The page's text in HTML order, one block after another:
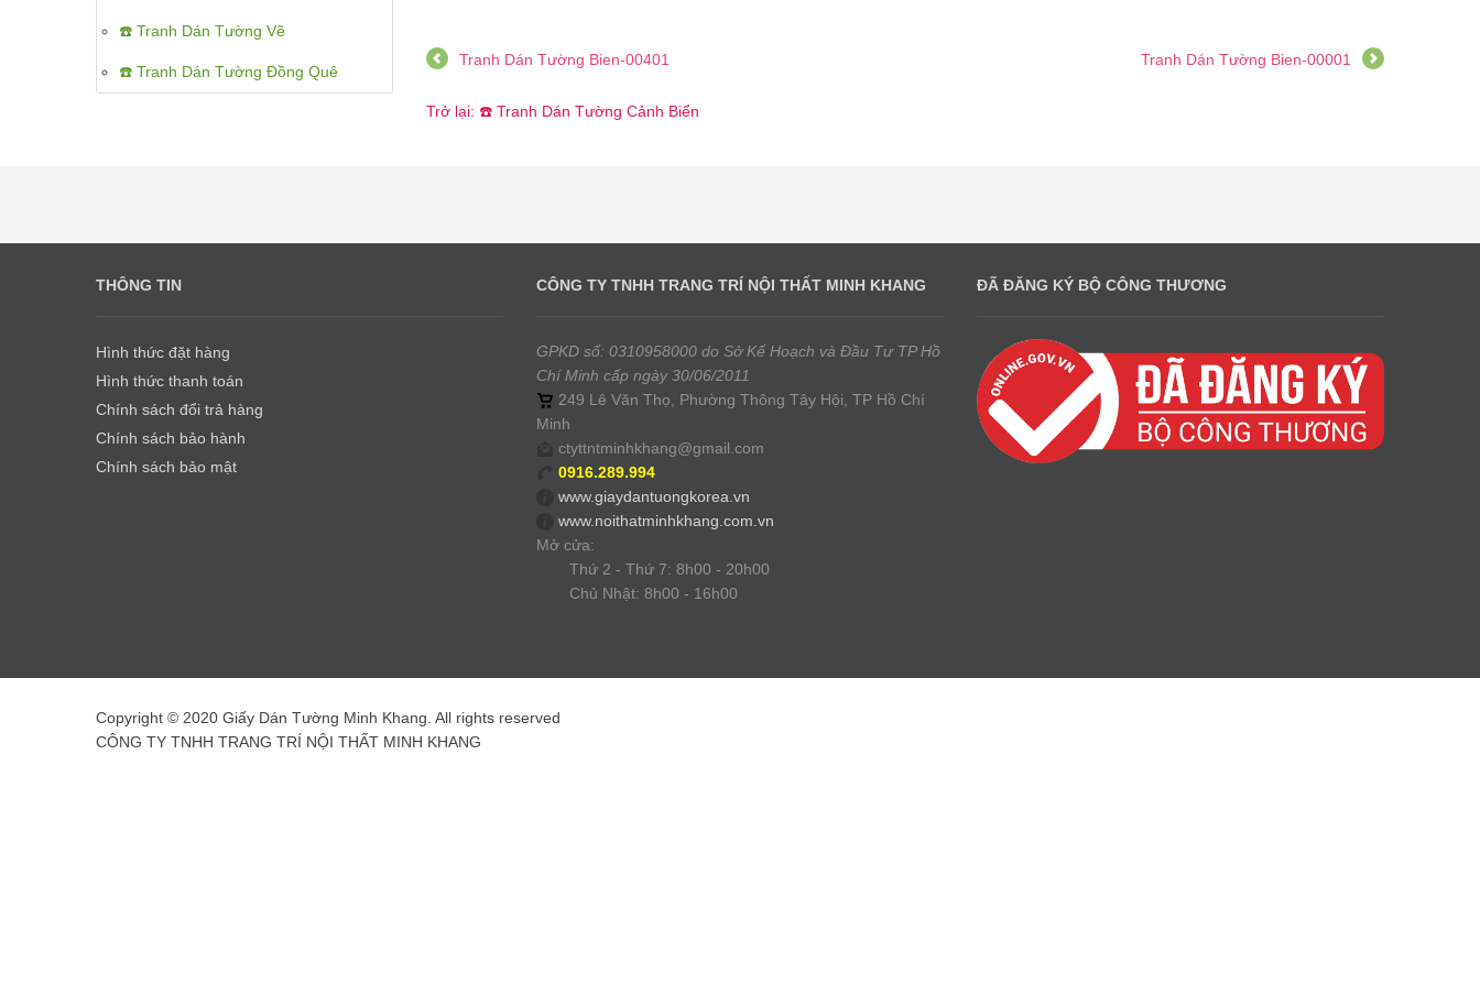
☎️ Tranh Dán Tường Vẽ
☎️ Tranh Dán Tường Đồng Quê
Tranh Dán Tường Bien-00001
Tranh Dán Tường Bien-00401
Trở lại: ☎️ Tranh Dán Tường Cảnh Biển
THÔNG TIN
Hình thức đặt hàng
Hình thức thanh toán
Chính sách đổi trả hàng
Chính sách bảo hành
Chính sách bảo mật
CÔNG TY TNHH TRANG TRÍ NỘI THẤT MINH KHANG
GPKD số: 0310958000 do Sở Kế Hoạch và Đầu Tư TP Hồ
Chí Minh cấp ngày 30/06/2011
249 Lê Văn Thọ, Phường Thông Tây Hội, TP Hồ Chí
Minh
ctyttntminhkhang@gmail.com
0916.289.994
www.giaydantuongkorea.vn
www.noithatminhkhang.com.vn
Mở cửa:
Thứ 2 - Thứ 7: 8h00 - 20h00
Chủ Nhật: 8h00 - 16h00
ĐÃ ĐĂNG KÝ BỘ CÔNG THƯƠNG
Copyright © 2020 Giấy Dán Tường Minh Khang. All rights reserved
CÔNG TY TNHH TRANG TRÍ NỘI THẤT MINH KHANG